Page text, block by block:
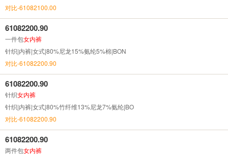
对比-61082100.00
61082200.90
一件包女内裤
针织|内裤|女式|80%尼龙15%氨纶5%棉|BON
对比-61082200.90
61082200.90
针织女内裤
针织|内裤|女式|80%竹纤维13%尼龙7%氨纶|BO
对比-61082200.90
61082200.90
两件包女内裤